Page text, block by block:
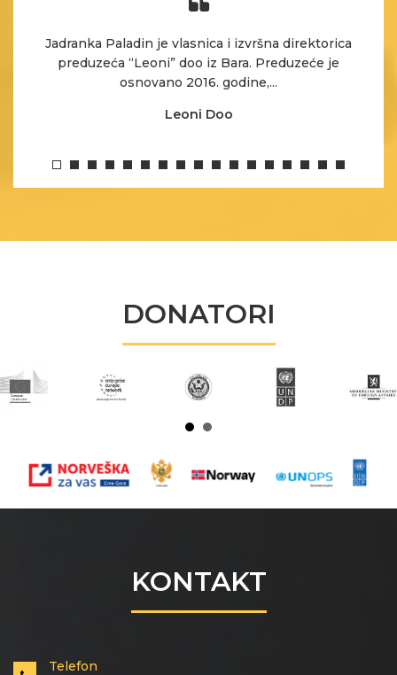
Jadranka Paladin je vlasnica i izvršna direktorica
preduzeća “Leoni” doo iz Bara. Preduzeće je
osnovano 2016. godine,...
Leoni Doo
DONATORI
KONTAKT
Telefon